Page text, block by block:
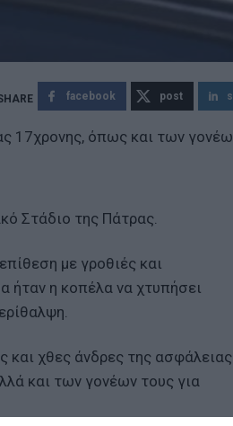
facebook post
17χρονης, όπως και των
Στάδιο της Πάτρας.
με γροθιές και
ήταν η κοπέλα να χτυπήσει
και χθες άνδρες της ασφάλειας
και των γονέων τους για